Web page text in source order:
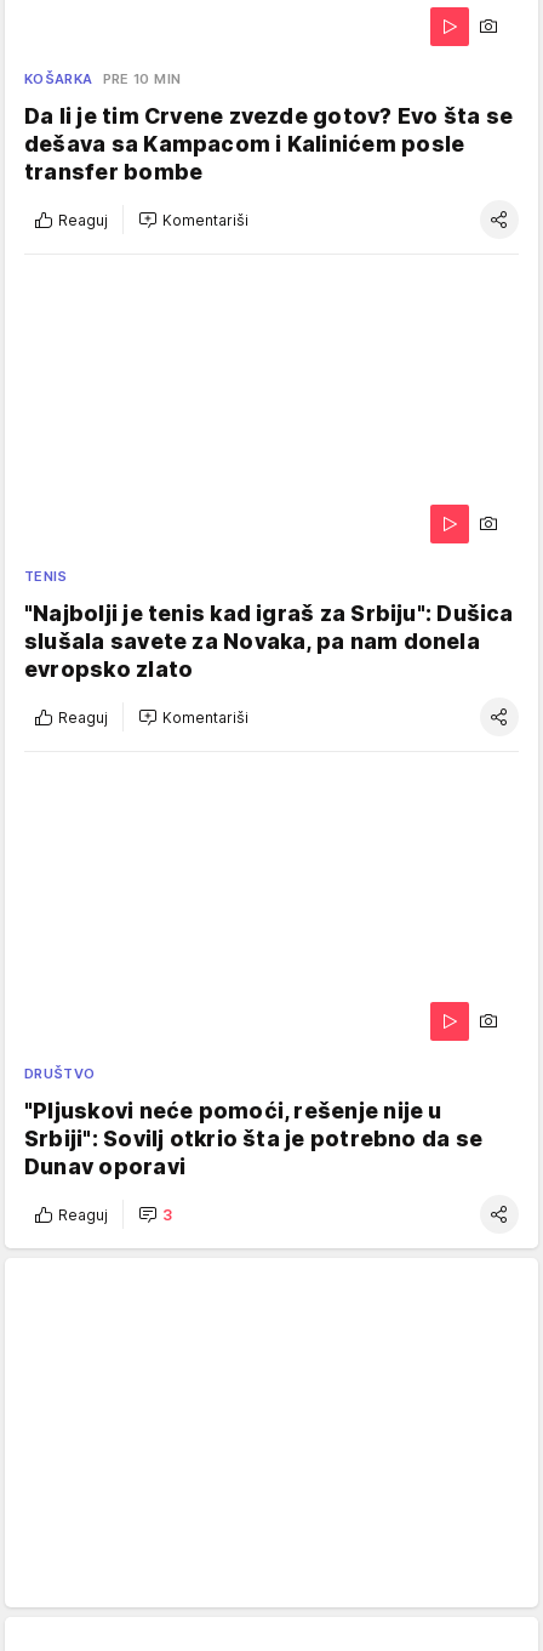
KOŠARKA PRE 10 MIN
Da li je tim Crvene zvezde gotov? Evo šta se
dešava sa Kampacom i Kalinićem posle
transfer bombe
Reaguj Komentariši
TENIS
"Najbolji je tenis kad igraš za Srbiju": Dušica
slušala savete za Novaka, pa nam donela
evropsko zlato
Reaguj Komentariši
DRUŠTVO
"Pljuskovi neće pomoći, rešenje nije u
Srbiji": Sovilj otkrio šta je potrebno da se
Dunav oporavi
Reaguj 3